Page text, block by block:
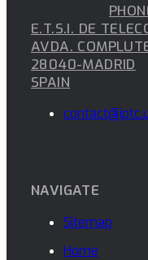
E.T.S.I. DE
AVDA.
28040-MADRID
SPAIN
NAVIGATE
Sitemap
Home